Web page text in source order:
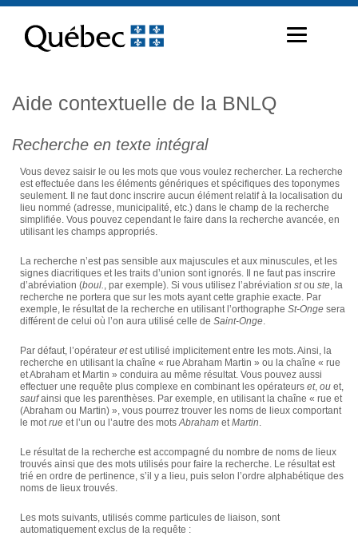
contenu
Aide contextuelle de la BNLQ
Recherche en texte intégral
Vous devez saisir le ou les mots que vous voulez rechercher. La recherche
est effectuée dans les éléments génériques et spécifiques des toponymes
seulement. Il ne faut donc inscrire aucun élément relatif à la localisation du
lieu nommé (adresse, municipalité, etc.) dans le champ de la recherche
simplifiée. Vous pouvez cependant le faire dans la recherche avancée, en
utilisant les champs appropriés.
La recherche n’est pas sensible aux majuscules et aux minuscules, et les
signes diacritiques et les traits d’union sont ignorés. Il ne faut pas inscrire
d’abréviation (boul., par exemple). Si vous utilisez l’abréviation stou ste, la
recherche ne portera que sur les mots ayant cette graphie exacte. Par
exemple, le résultat de la recherche en utilisant l’orthographe St-Onge sera
différent de celui où l’on aura utilisé celle de Saint-Onge.
Par défaut, l’opérateur etest utilisé implicitement entre les mots. Ainsi, la
recherche en utilisant la chaîne « rue Abraham Martin » ou la chaîne « rue
et Abraham et Martin » conduira au même résultat. Vous pouvez aussi
effectuer une requête plus complexe en combinant les opérateurs et, ou et,
saufainsi que les parenthèses. Par exemple, en utilisant la chaîne « rue et
(Abraham ou Martin) », vous pourrez trouver les noms de lieux comportant
le motrue et l’un ou l’autre des motsAbraham etMartin.
Le résultat de la recherche est accompagné du nombre de noms de lieux
trouvés ainsi que des mots utilisés pour faire la recherche. Le résultat est
trié en ordre de pertinence, s’il y a lieu, puis selon l’ordre alphabétique des
noms de lieux trouvés.
Les mots suivants, utilisés comme particules de liaison, sont
automatiquement exclus de la requête :